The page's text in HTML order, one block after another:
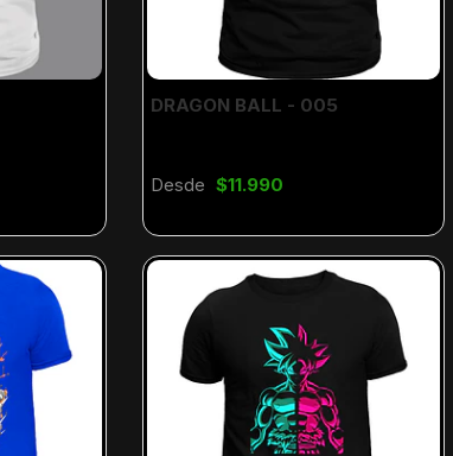
DRAGON BALL - 005
Desde $11.990